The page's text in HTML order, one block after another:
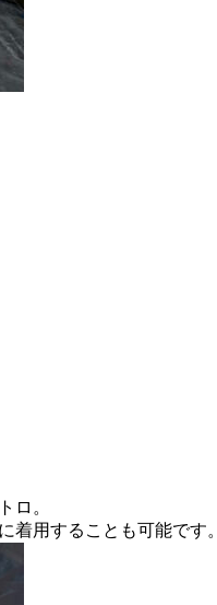
ロ。
着用することも可能です。